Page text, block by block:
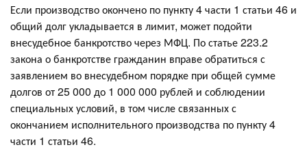
Если производство окончено по пункту 4 части 1 статьи 46 и
общий долг укладывается в лимит, может подойти
внесудебное банкротство через МФЦ. По статье 223.2
закона о банкротстве гражданин вправе обратиться с
заявлением во внесудебном порядке при общей сумме
долгов от 25 000 до 1 000 000 рублей и соблюдении
специальных условий, в том числе связанных с
окончанием исполнительного производства по пункту 4
части 1 статьи 46.